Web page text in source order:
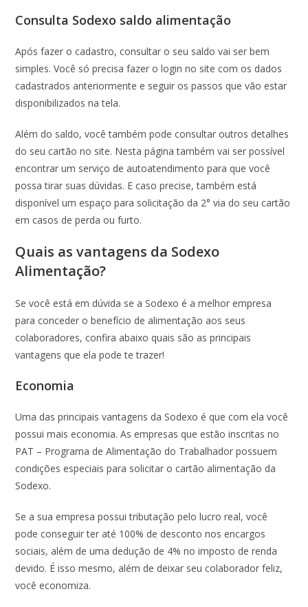
Consulta Sodexo saldo alimentação
Após fazer o cadastro, consultar o seu saldo vai ser bem
simples. Você só precisa fazer o login no site com os dados
cadastrados anteriormente e seguir os passos que vão estar
disponibilizados na tela.
Além do saldo, você também pode consultar outros detalhes
do seu cartão no site. Nesta página também vai ser possível
encontrar um serviço de autoatendimento para que você
possa tirar suas dúvidas. E caso precise, também está
disponível um espaço para solicitação da 2° via do seu cartão
em casos de perda ou furto.
Quais as vantagens da Sodexo
Alimentação?
Se você está em dúvida se a Sodexo é a melhor empresa
para conceder o benefício de alimentação aos seus
colaboradores, confira abaixo quais são as principais
vantagens que ela pode te trazer!
Economia
Uma das principais vantagens da Sodexo é que com ela você
possui mais economia. As empresas que estão inscritas no
PAT – Programa de Alimentação do Trabalhador possuem
condições especiais para solicitar o cartão alimentação da
Sodexo.
Se a sua empresa possui tributação pelo lucro real, você
pode conseguir ter até 100% de desconto nos encargos
sociais, além de uma dedução de 4% no imposto de renda
devido. É isso mesmo, além de deixar seu colaborador feliz,
você economiza.